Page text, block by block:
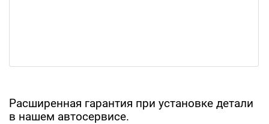
Расширенная гарантия при установке детали
в нашем автосервисе.